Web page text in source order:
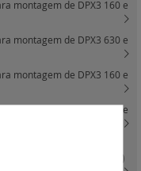
montagem de DPX3 160 e
montagem de DPX3 630 e
montagem de DPX3 160 e
montagem de DPX3 160 e
montagem de DPX3 630
platinas reguláveis
(16)